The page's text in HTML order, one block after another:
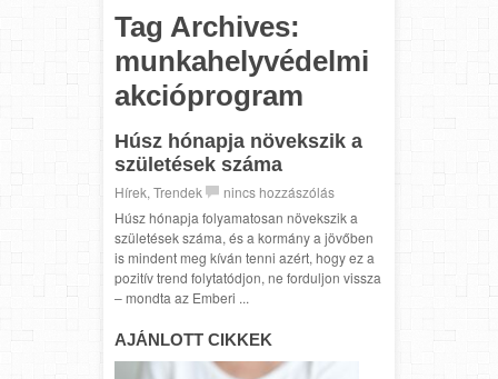
Tag Archives:
munkahelyvédelmi
akcióprogram
Húsz hónapja növekszik a
születések száma
Hírek, Trendek
nincs hozzászólás
Húsz hónapja folyamatosan növekszik a
születések száma, és a kormány a jövőben
is mindent meg kíván tenni azért, hogy ez a
pozitív trend folytatódjon, ne forduljon vissza
– mondta az Emberi ...
AJÁNLOTT CIKKEK